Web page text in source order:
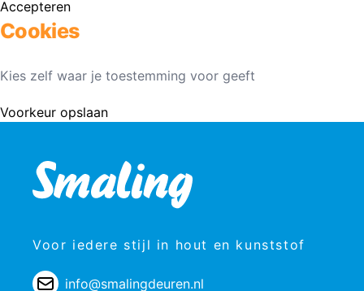
Accepteren
Cookies
Kies zelf waar je toestemming voor geeft
Voorkeur opslaan
Voor iedere stijl in hout en kunststof
info@smalingdeuren.nl